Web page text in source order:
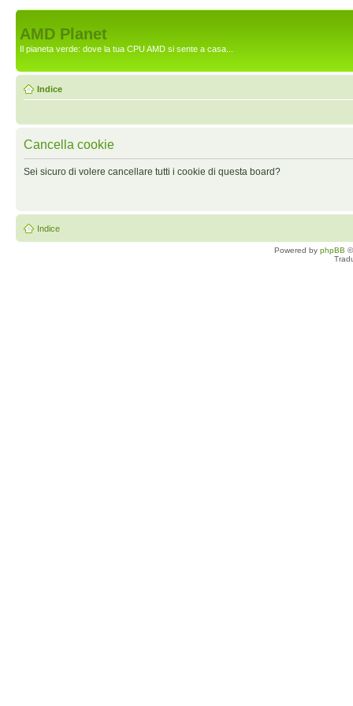
AMD Planet
Il pianeta verde: dove la tua CPU AMD si sente a casa...
Indice
Cancella cookie
Sei sicuro di volere cancellare tutti i cookie di questa board?
Indice
Powered by phpBB